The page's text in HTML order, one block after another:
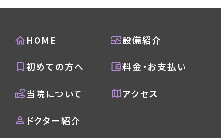
HOME
初めての方へ
当院について
ドクター紹介
設備紹介
料金・お支払い
アクセス